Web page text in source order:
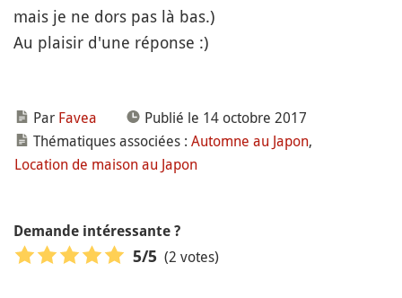
mais je ne dors pas là bas.)
Au plaisir d'une réponse :)
Par Favea
Publié le 14 octobre 2017
Thématiques associées : Automne au Japon,
Location de maison au Japon
Demande intéressante ?
5/5 (2 votes)